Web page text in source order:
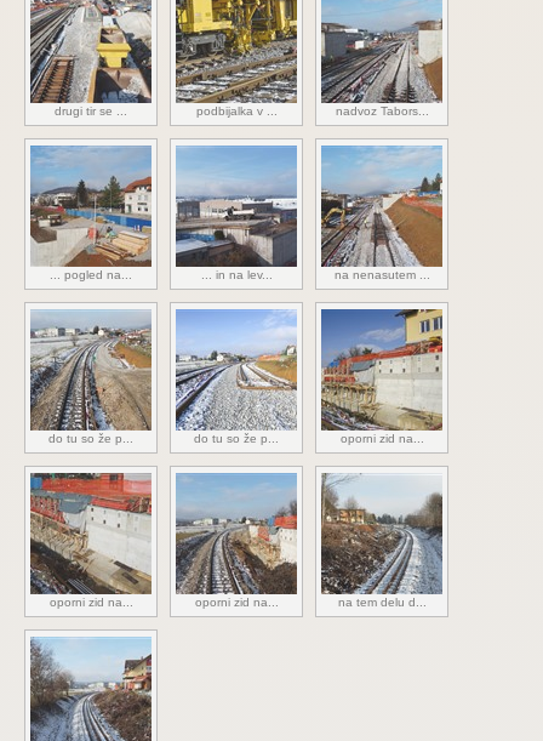
drugi tir se ... podbijalka v ... nadvoz Tabors...
... pogled na... ... in na lev... na nenasutem ...
do tu so že p... do tu so že p... oporni zid na...
oporni zid na... oporni zid na... na tem delu d...